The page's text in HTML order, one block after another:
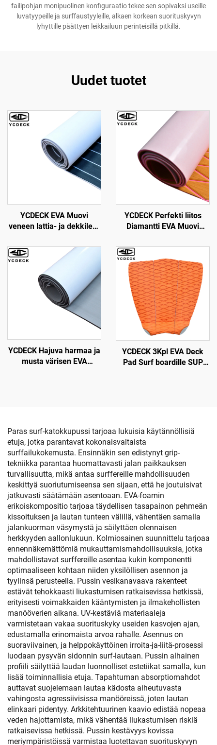
failipohjan monipuolinen konfiguraatio tekee sen sopivaksi useille
luvatyypeille ja surffaustyyleille, alkaen korkean suorituskyvyn
lyhyttille päättyen leikkailuun perinteisillä pitkillä.
Uudet tuotet
YCDECK EVA Muovi
veneen lattia- ja dekkilevy
itsensä liimautuva lattia
motorveneille, caravanille,
yhtareille, kajakkeille,
uima-allaselle, merelliselle
dekillä ja padille
YCDECK Perfekti liitos
Diamantti EVA Muovi
Itseliimautuva, sopii
Yoleille, Puutarhoille,
Kartille jne.
YCDECK Hajuva harmaa ja
musta värisen EVA
YCDECK 3Kpl EVA Deck
Pad Surf boardille SUP
Paras surf-katokkupussi tarjoaa lukuisia käytännöllisiä
etuja, jotka parantavat kokonaisvaltaista
surffailukokemusta. Ensinnäkin sen edistynyt grip-
tekniikka parantaa huomattavasti jalan paikkauksen
turvallisuutta, mikä antaa surffereille mahdollisuuden
keskittyä suoriutumiseensa sen sijaan, että he joutuisivat
jatkuvasti säätämään asentoaan. EVA-foamin
erikoiskompositio tarjoaa täydellisen tasapainon pehmeän
kissoituksen ja lautan tunteen välillä, vähentäen samalla
jalankuorman väsymystä ja säilyttäen olennaisen
herkkyyden aallonlukuun. Kolmiosainen suunnittelu tarjoaa
ennennäkemättömiä mukauttamismahdollisuuksia, jotka
mahdollistavat surffereille asentaa kukin komponentti
optimaaliseen kohtaan niiden yksilöllisen asennon ja
tyylinsä perusteella. Pussin vesikanavaava rakenteet
estävät tehokkaasti liukastumisen ratkaisevissa hetkissä,
erityisesti voimakkaiden kääntymisten ja ilmakehollisten
manööverien aikana. UV-kestäviä materiaaleja
varmistetaan vakaa suorituskyky useiden kasvojen ajan,
edustamalla erinomaista arvoa rahalle. Asennus on
suoraviivainen, ja helppokäyttöinen irroita-ja-liitä-prosessi
luodaan pysyvän sidonnin surf-lautaan. Pussin alhainen
profiili säilyttää laudan luonnolliset estetiikat samalla, kun
lisää toiminnallisia etuja. Tapahtuman absorptiomahdot
auttavat suojelemaan lautaa kädosta aiheutuvasta
vahingosta agressiivisissa manööreissä, joten lautan
elinkaari pidentyy. Arkkitehtuurinen kaavio edistää nopeaa
veden hajottamista, mikä vähentää liukastumisen riskiä
ratkaisevissa hetkissä. Pussin kestävyys kovissa
meriympäristöissä varmistaa luotettavan suorituskyvyn